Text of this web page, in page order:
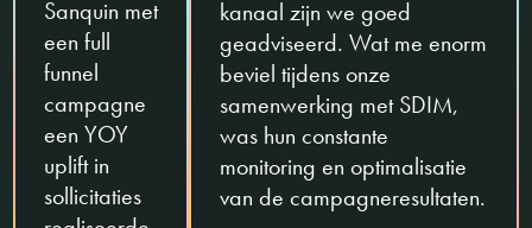
Sanquin met
een full
funnel
campagne
een YOY
uplift in
sollicitaties
kanaal zijn we goed
geadviseerd. Wat me enorm
beviel tijdens onze
samenwerking met SDIM,
was hun constante
monitoring en optimalisatie
van de campagneresultaten.